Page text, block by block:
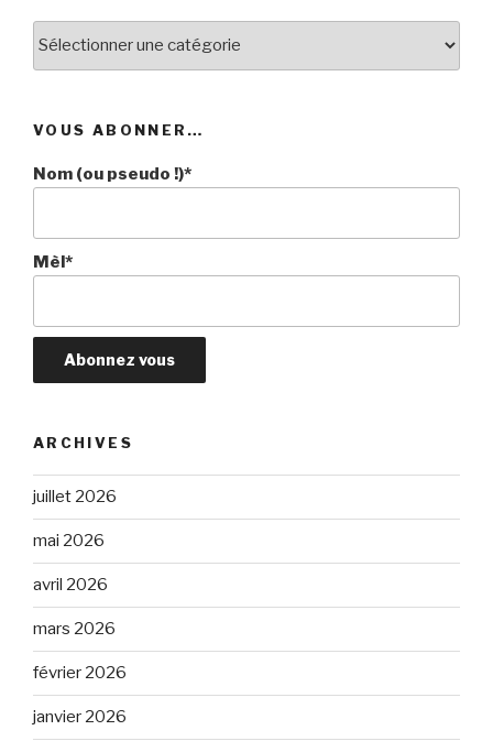
VOUS ABONNER…
Nom (ou pseudo !)*
Mèl*
ARCHIVES
juillet 2026
mai 2026
avril 2026
mars 2026
février 2026
janvier 2026